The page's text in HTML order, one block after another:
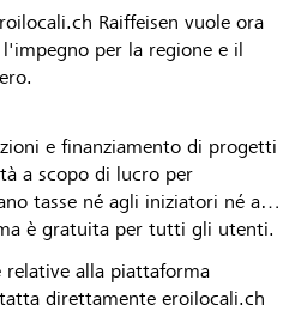
Raiffeisen vuole ora
per la regione e il
e finanziamento di progetti
a scopo di lucro per
tasse né agli iniziatori né ai
è gratuita per tutti gli utenti.
relative alla piattaforma
direttamente eroilocali.ch